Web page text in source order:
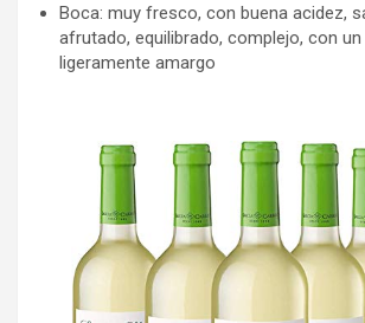
Boca: muy fresco, con buena acidez,
afrutado, equilibrado, complejo, con
ligeramente amargo